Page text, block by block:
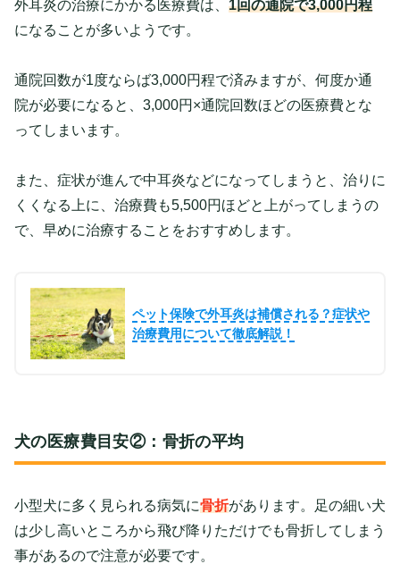
外耳炎の治療にかかる医療費は、 1回の通院で3,000円程
になることが多いようです。
通院回数が1度ならば3,000円程で済みますが、何度か通
院が必要になると、3,000円×通院回数ほどの医療費とな
ってしまいます。
また、症状が進んで中耳炎などになってしまうと、治りに
くくなる上に、治療費も5,500円ほどと上がってしまうの
で、早めに治療することをおすすめします。
ペット保険で外耳炎は補償される？症状や
治療費用について徹底解説！
犬の医療費目安②：骨折の平均
小型犬に多く見られる病気に骨折があります。足の細い犬
は少し高いところから飛び降りただけでも骨折してしまう
事があるので注意が必要です。